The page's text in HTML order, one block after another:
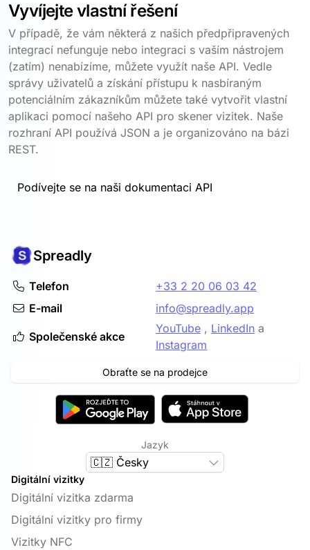
Vyvíjejte vlastní řešení
V případě, že vám některá z našich předpřipravených
integrací nefunguje nebo integraci s vaším nástrojem
(zatím) nenabízíme, můžete využít naše API. Vedle
správy uživatelů a získání přístupu k nasbíraným
potenciálním zákazníkům můžete také vytvořit vlastní
aplikaci pomocí našeho API pro skener vizitek. Naše
rozhraní API používá JSON a je organizováno na bázi
REST.
Podívejte se na naši dokumentaci API
Spreadly
Telefon
+33 2 20 06 03 42
E-mail
info@spreadly.app
Společenské akce
YouTube , LinkedIn a
Instagram
Obraťte se na prodejce
Jazyk
🇨🇿 Česky
Digitální vizitky
Digitální vizitka zdarma
Digitální vizitky pro firmy
Vizitky NFC